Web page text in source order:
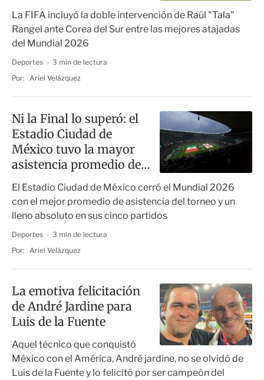
La FIFA incluyó la doble intervención de Raúl "Tala"
Rangel ante Corea del Sur entre las mejores atajadas
del Mundial 2026
Deportes
3 min de lectura
Por:
Ariel Velázquez
Ni la Final lo superó: el
Estadio Ciudad de
México tuvo la mayor
asistencia promedio de
El Estadio Ciudad de México cerró el Mundial 2026
con el mejor promedio de asistencia del torneo y un
lleno absoluto en sus cinco partidos
Deportes
3 min de lectura
Por:
Ariel Velázquez
La emotiva felicitación
de André Jardine para
Luis de la Fuente
Aquel técnico que conquistó
México con el América, André jardine, no se olvidó de
Luis de la Fuente y lo felicitó por ser campeón del